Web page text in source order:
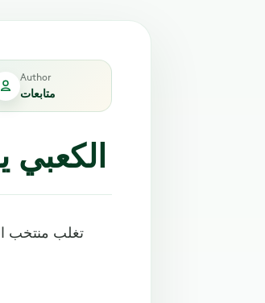
Author
متابعات
الكعبي